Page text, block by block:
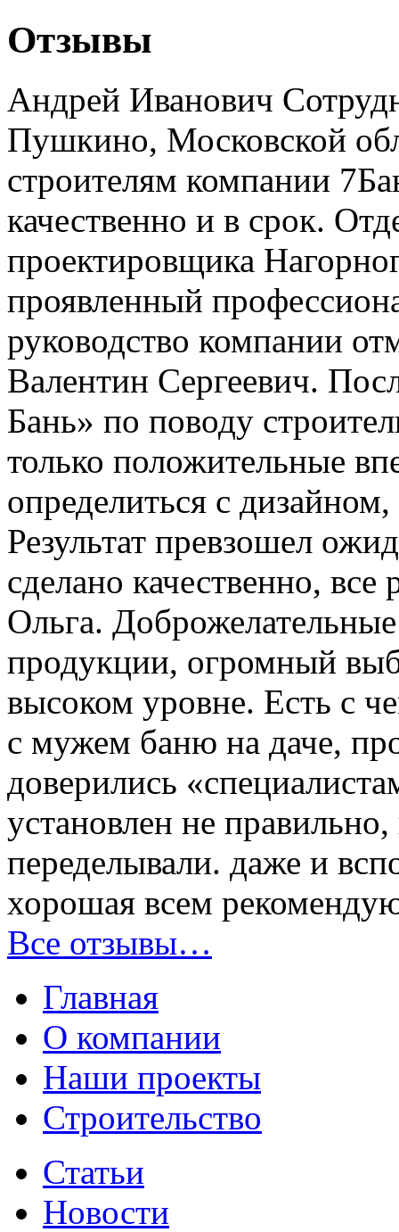
Отзывы
Андрей Иванович
Пушкино, Московской
строителям компании
качественно и в срок.
проектировщика
проявленный
руководство компании
Валентин Сергеевич.
Бань» по поводу
только положительные
определиться с
Результат превзошел
сделано качественно, все
Ольга.
продукции, огромный
высоком уровне. Есть с
с мужем баню на даче,
доверились
установлен не
переделывали. даже и
хорошая всем
Все отзывы…
Главная
О компании
Наши проекты
Строительство
Статьи
Новости